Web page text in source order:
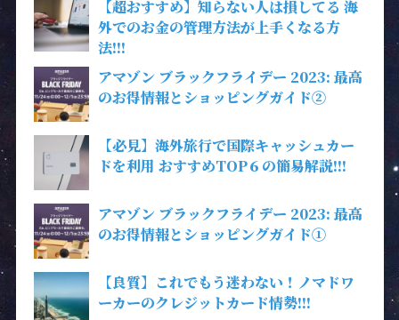
【超おすすめ】知らない人は損してる 海
外でのお金の管理方法が上手くなる方
法!!!
アマゾン ブラックフライデー 2023: 最高
のお得情報とショッピングガイド②
【必見】海外旅行で国際キャッシュカー
ドを利用 おすすめTOP６の簡易解説!!!
アマゾン ブラックフライデー 2023: 最高
のお得情報とショッピングガイド①
【良質】これでもう迷わない！ノマドワ
ーカーのクレジットカード情勢!!!